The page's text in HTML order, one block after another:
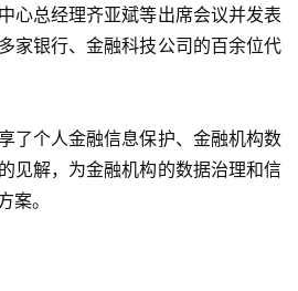
心总经理齐亚斌等出席会议并发表
家银行、金融科技公司的百余位代
了个人金融信息保护、金融机构数
见解，为金融机构的数据治理和信
案。